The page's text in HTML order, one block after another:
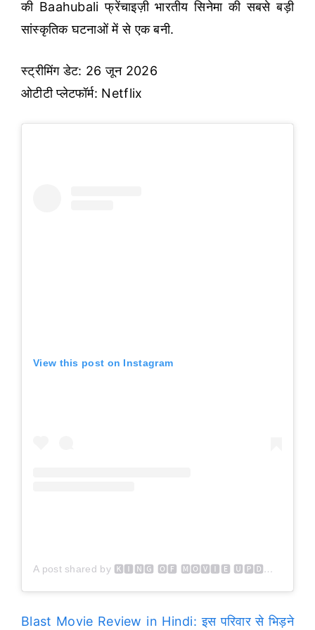
की Baahubali फ्रेंचाइज़ी भारतीय सिनेमा की सबसे बड़ी
सांस्कृतिक घटनाओं में से एक बनी.
स्ट्रीमिंग डेट: 26 जून 2026
ओटीटी प्लेटफॉर्म: Netflix
View this post on Instagram
A post shared by 🅺🅸🅽🅶 🅾🅵 🅼🅾🆅🅸🅴 🆄🅿🅳🅰🆃🅴🆂 (@kingofmovieupdates)
Blast Movie Review in Hindi: इस परिवार से भिड़ने